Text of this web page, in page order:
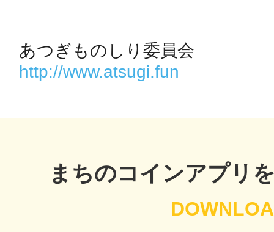
http://www.atsugi.fun
まちのコインアプリ
シモキ